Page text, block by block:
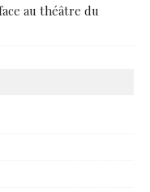
au théâtre du